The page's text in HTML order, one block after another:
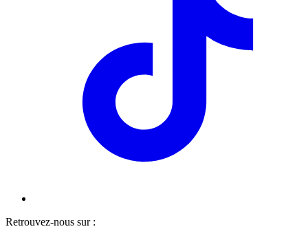
Retrouvez-nous sur :